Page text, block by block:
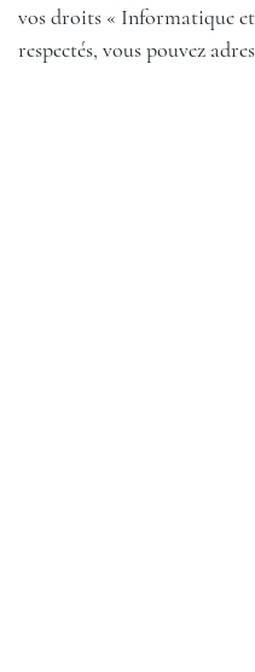
vos droits « Informatique
respectés, vous pouvez